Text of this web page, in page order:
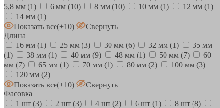
5,8 мм (1) 6 мм (10) 8 мм (10) 10 мм (1) 12 мм (1)
14 мм (1)
Показать все(+10)
Свернуть
Длина
16 мм (1) 25 мм (3) 30 мм (6) 32 мм (1)
35 мм
(1)
38 мм (1) 40 мм (9) 48 мм (1) 50 мм (7)
60
мм (7) 65 мм (1) 70 мм (1) 80 мм (2) 100 мм (3)
120 мм (2)
Показать все(+10)
Свернуть
Фасовка
1 шт (3) 2 шт (3) 4 шт (2) 6 шт (1) 8 шт (8)